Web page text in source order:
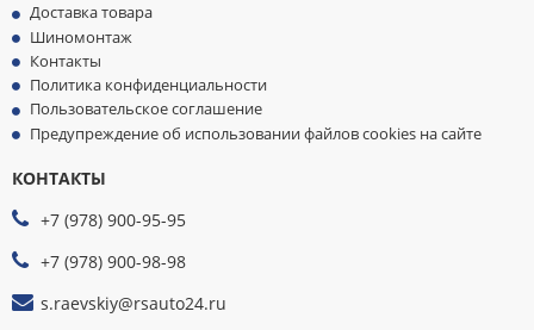
Доставка товара
Шиномонтаж
Контакты
Политика конфиденциальности
Пользовательское соглашение
Предупреждение об использовании файлов cookies на сайте
КОНТАКТЫ
+7 (978) 900-95-95
+7 (978) 900-98-98
s.raevskiy@rsauto24.ru